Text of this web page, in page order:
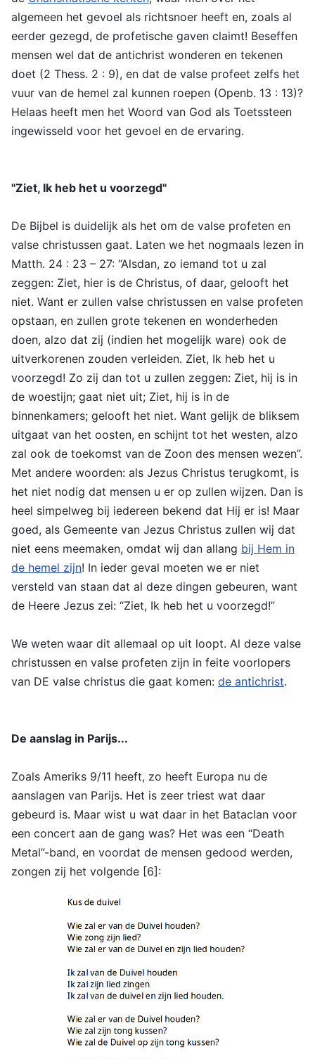
algemeen het gevoel als richtsnoer heeft en, zoals al
eerder gezegd, de profetische gaven claimt! Beseffen
mensen wel dat de antichrist wonderen en tekenen
doet (2 Thess. 2 : 9), en dat de valse profeet zelfs het
vuur van de hemel zal kunnen roepen (Openb. 13 : 13)?
Helaas heeft men het Woord van God als Toetssteen
ingewisseld voor het gevoel en de ervaring.
"Ziet, Ik heb het u voorzegd"
De Bijbel is duidelijk als het om de valse profeten en
valse christussen gaat. Laten we het nogmaals lezen in
Matth. 24 : 23 – 27: “Alsdan, zo iemand tot u zal
zeggen: Ziet, hier is de Christus, of daar, gelooft het
niet. Want er zullen valse christussen en valse profeten
opstaan, en zullen grote tekenen en wonderheden
doen, alzo dat zij (indien het mogelijk ware) ook de
uitverkorenen zouden verleiden. Ziet, Ik heb het u
voorzegd! Zo zij dan tot u zullen zeggen: Ziet, hij is in
de woestijn; gaat niet uit; Ziet, hij is in de
binnenkamers; gelooft het niet. Want gelijk de bliksem
uitgaat van het oosten, en schijnt tot het westen, alzo
zal ook de toekomst van de Zoon des mensen wezen”.
Met andere woorden: als Jezus Christus terugkomt, is
het niet nodig dat mensen u er op zullen wijzen. Dan is
heel simpelweg bij iedereen bekend dat Hij er is! Maar
goed, als Gemeente van Jezus Christus zullen wij dat
niet eens meemaken, omdat wij dan allang bij Hem in
de hemel zijn! In ieder geval moeten we er niet
versteld van staan dat al deze dingen gebeuren, want
de Heere Jezus zei: “Ziet, Ik heb het u voorzegd!”
We weten waar dit allemaal op uit loopt. Al deze valse
christussen en valse profeten zijn in feite voorlopers
van DE valse christus die gaat komen: de antichrist.
De aanslag in Parijs...
Zoals Ameriks 9/11 heeft, zo heeft Europa nu de
aanslagen van Parijs. Het is zeer triest wat daar
gebeurd is. Maar wist u wat daar in het Bataclan voor
een concert aan de gang was? Het was een “Death
Metal”-band, en voordat de mensen gedood werden,
zongen zij het volgende [6]: